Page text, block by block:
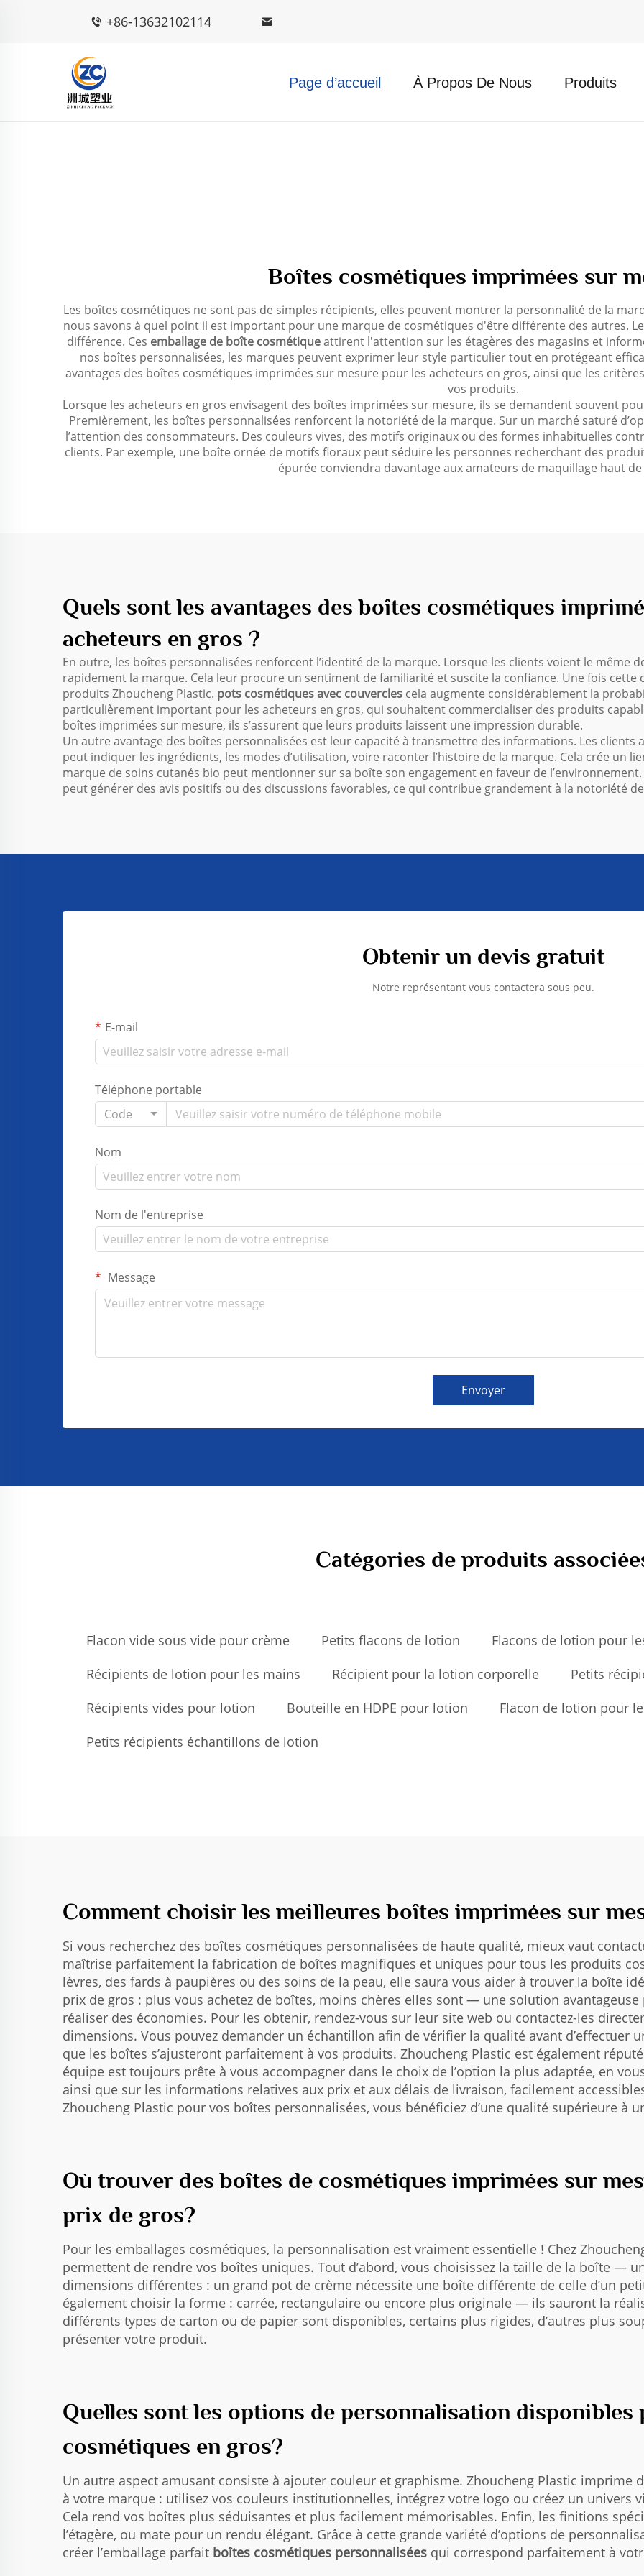
+86-13632102114
Page d’accueil À Propos De Nous Produits
Boîtes cosmétiques imprimées sur
Les boîtes cosmétiques ne sont pas de simples récipients, elles peuvent montrer la personnalité de la
nous savons à quel point il est important pour une marque de cosmétiques d'être différente des autres.
différence. Ces emballage de boîte cosmétiqueattirent l'attention sur les étagères des magasins et
nos boîtes personnalisées, les marques peuvent exprimer leur style particulier tout en protégeant
avantages des boîtes cosmétiques imprimées sur mesure pour les acheteurs en gros, ainsi que les
vos produits.
Lorsque les acheteurs en gros envisagent des boîtes imprimées sur mesure, ils se demandent souvent
Premièrement, les boîtes personnalisées renforcent la notoriété de la marque. Sur un marché saturé
l’attention des consommateurs. Des couleurs vives, des motifs originaux ou des formes inhabituelles
clients. Par exemple, une boîte ornée de motifs floraux peut séduire les personnes recherchant des
épurée conviendra davantage aux amateurs de maquillage haut
Quels sont les avantages des boîtes cosmétiques
acheteurs en gros ?
En outre, les boîtes personnalisées renforcent l’identité de la marque. Lorsque les clients voient le même
rapidement la marque. Cela leur procure un sentiment de familiarité et suscite la confiance. Une fois cette
produits Zhoucheng Plastic. pots cosmétiques avec couvercles cela augmente considérablement la
particulièrement important pour les acheteurs en gros, qui souhaitent commercialiser des produits
boîtes imprimées sur mesure, ils s’assurent que leurs produits laissent une impression durable.
Un autre avantage des boîtes personnalisées est leur capacité à transmettre des informations. Les clients
peut indiquer les ingrédients, les modes d’utilisation, voire raconter l’histoire de la marque. Cela crée un
marque de soins cutanés bio peut mentionner sur sa boîte son engagement en faveur de
peut générer des avis positifs ou des discussions favorables, ce qui contribue grandement à la notoriété
Obtenir un devis gratuit
Notre représentant vous contactera sous peu.
E-mail
Téléphone portable
Code
Nom
Nom de l'entreprise
Message
Envoyer
Catégories de produits
Flacon vide sous vide pour crème Petits flacons de lotion
Flacons de lotion pour
Récipients de lotion pour les mains
Récipient pour la lotion corporelle
Petits
Récipients vides pour lotion
Bouteille en HDPE pour lotion
Flacon de lotion pour
Petits récipients échantillons de lotion
Comment choisir les meilleures boîtes imprimées sur
Si vous recherchez des boîtes cosmétiques personnalisées de haute qualité, mieux vaut
maîtrise parfaitement la fabrication de boîtes magnifiques et uniques pour tous les produits
lèvres, des fards à paupières ou des soins de la peau, elle saura vous aider à trouver la boîte
prix de gros : plus vous achetez de boîtes, moins chères elles sont — une solution
réaliser des économies. Pour les obtenir, rendez-vous sur leur site web ou contactez-les
dimensions. Vous pouvez demander un échantillon afin de vérifier la qualité avant d’effectuer
que les boîtes s’ajusteront parfaitement à vos produits. Zhoucheng Plastic est également
équipe est toujours prête à vous accompagner dans le choix de l’option la plus adaptée, en
ainsi que sur les informations relatives aux prix et aux délais de livraison, facilement
Zhoucheng Plastic pour vos boîtes personnalisées, vous bénéficiez d’une qualité supérieure à
Où trouver des boîtes de cosmétiques imprimées sur
prix de gros?
Pour les emballages cosmétiques, la personnalisation est vraiment essentielle ! Chez
permettent de rendre vos boîtes uniques. Tout d’abord, vous choisissez la taille de la boîte —
dimensions différentes : un grand pot de crème nécessite une boîte différente de celle d’un
également choisir la forme : carrée, rectangulaire ou encore plus originale — ils sauront la
différents types de carton ou de papier sont disponibles, certains plus rigides, d’autres plus
présenter votre produit.
Quelles sont les options de personnalisation disponibles
cosmétiques en gros?
Un autre aspect amusant consiste à ajouter couleur et graphisme. Zhoucheng Plastic imprime
à votre marque : utilisez vos couleurs institutionnelles, intégrez votre logo ou créez un univers
Cela rend vos boîtes plus séduisantes et plus facilement mémorisables. Enfin, les finitions
l’étagère, ou mate pour un rendu élégant. Grâce à cette grande variété d’options de
créer l’emballage parfait boîtes cosmétiques personnalisées qui correspond parfaitement à